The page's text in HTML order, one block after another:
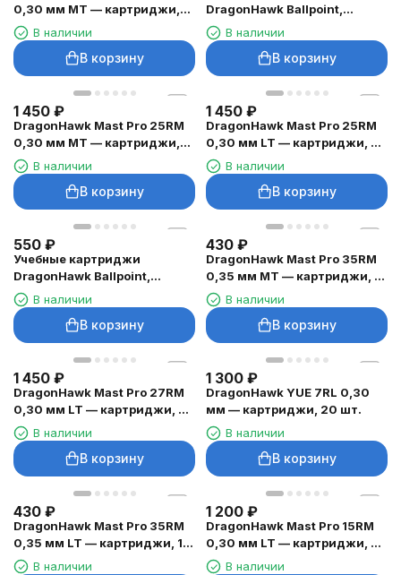
0,30 мм MT — картриджи,
10 шт.В наличии
В корзину
DragonHawk Ballpoint,
фиолетовые, 0,5 мм — 10
шт.
В наличии
В корзину
1 450 ₽
DragonHawk Mast Pro 25RM
0,30 мм MT — картриджи,
20 шт.В наличии
В корзину
1 450 ₽
DragonHawk Mast Pro 25RM
0,30 мм LT — картриджи, 20
шт.В наличии
В корзину
550 ₽
Учебные картриджи
DragonHawk Ballpoint,
чёрные, 0,7 мм — 10 шт.
В наличии
В корзину
430 ₽
DragonHawk Mast Pro 35RM
0,35 мм MT — картриджи, 1
шт.В наличии
В корзину
1 450 ₽
DragonHawk Mast Pro 27RM
0,30 мм LT — картриджи, 20
шт.В наличии
В корзину
1 300 ₽
DragonHawk YUE 7RL 0,30
мм — картриджи, 20 шт.
В наличии
В корзину
430 ₽
DragonHawk Mast Pro 35RM
0,35 мм LT — картриджи, 1
шт.В наличии
1 200 ₽
DragonHawk Mast Pro 15RM
0,30 мм LT — картриджи, 20
шт.В наличии